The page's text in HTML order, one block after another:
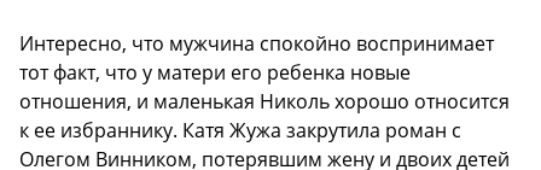
Интересно, что мужчина спокойно воспринимает
тот факт, что у матери его ребенка новые
отношения, и маленькая Николь хорошо относится
к ее избраннику. Катя Жужа закрутила роман с
Олегом Винником, потерявшим жену и двоих детей